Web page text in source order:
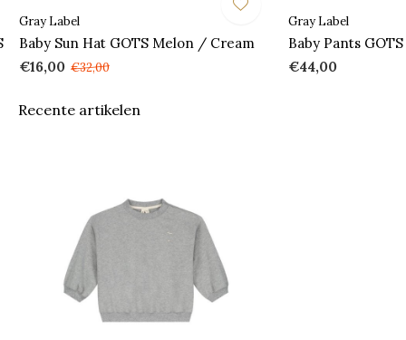
Gray Label
Baby Sun Hat GOTS Melon / Cream
€16,00 €32,00
Gray Label
Baby Pants
€44,00
Recente artikelen